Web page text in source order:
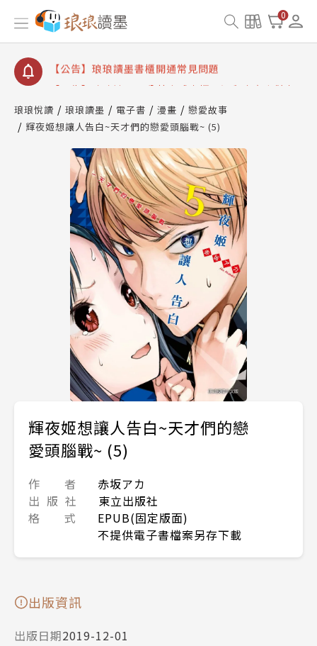
0
【公告】琅琅讀墨數位閱讀資產合併與書櫃開通申請
【公告】琅琅讀墨書櫃開通常見問題
【公告】琅琅讀墨 3 分鐘完成書櫃開通與資產合併申
請圖文教學
查詢
【公告】琅琅讀墨數位閱讀資產合併與書櫃開通申請
琅琅悅讀 琅琅讀墨 電子書 漫畫
戀愛故事
輝夜姬想讓人告白~天才們的戀愛頭腦戰~ (5)
輝夜姬想讓人告白~天才們的戀
愛頭腦戰~ (5)
作 者
赤坂アカ
出 版 社
東立出版社
格 式
EPUB(固定版面)
不提供電子書檔案另存下載
出版資訊
出版日期2019-12-01